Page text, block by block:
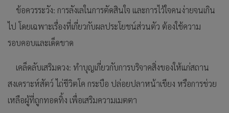
ข้อควรระวัง: การลังเลในการตัดสินใจ และการไว้ใจคนง่ายจนเกิน
ไป โดยเฉพาะเรื่องที่เกี่ยวกับผลประโยชน์ส่วนตัว ต้องใช้ความ
รอบคอบและเด็ดขาด
เคล็ดลับเสริมดวง: ทำบุญเกี่ยวกับการบริจาคสิ่งของให้แก่สถาน
สงเคราะห์สัตว์ ไถ่ชีวิตโค กระบือ ปล่อยปลาหน้าเขียง หรือการช่วย
เหลือผู้ที่ถูกทอดทิ้ง เพื่อเสริมความเมตตา